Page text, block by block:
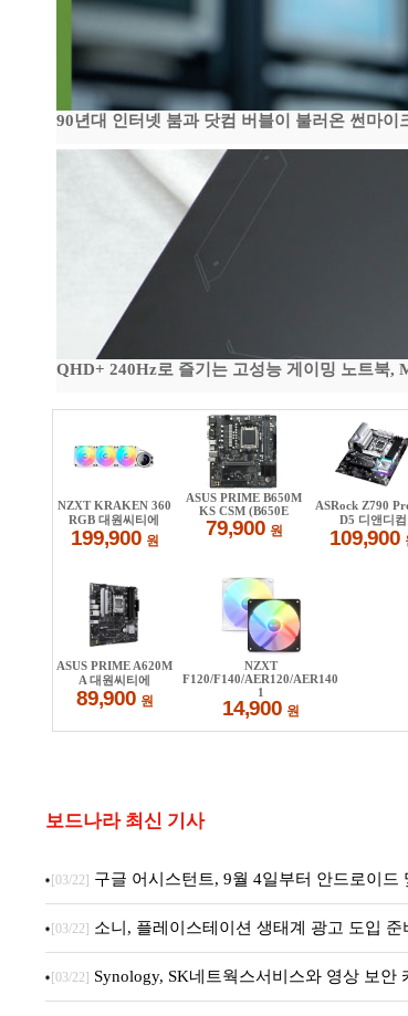
90년대 인터넷 붐과 닷컴 버블이 불러온 썬마
QHD+ 240Hz로 즐기는 고성능 게이밍 노트북
보드나라 최신 기사
[03/22] 구글 어시스턴트, 9월 4일부터 안드로이드
[03/22] 소니, 플레이스테이션 생태계 광고 도입 준
[03/22] Synology, SK네트웍스서비스와 영상 보안